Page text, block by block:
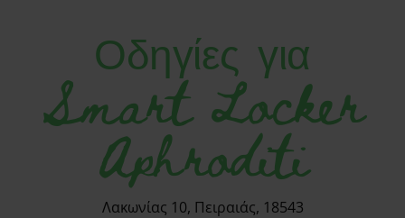
Οδηγίες για
Smart Locker
Aphroditi
Λακωνίας 10, Πειραιάς, 18543